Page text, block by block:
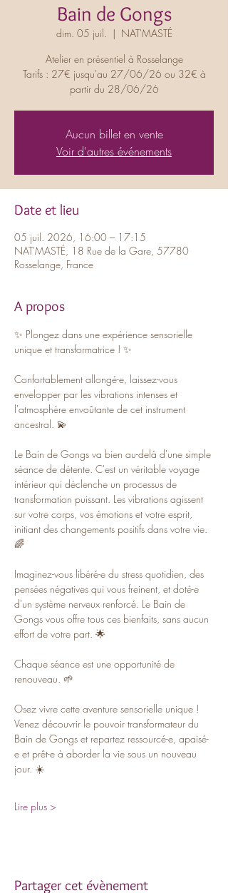
Bain de Gongs
dim. 05 juil.
  |
NAT'MASTÉ
Atelier en présentiel à Rosselange
Tarifs : 27€ jusqu'au 27/06/26 ou 32€ à
partir du 28/06/26
Aucun billet en vente
Voir d'autres événements
Date et lieu
05 juil. 2026, 16:00 – 17:15
NAT'MASTÉ, 18 Rue de la Gare, 57780
Rosselange, France
A propos
✨ Plongez dans une expérience sensorielle
unique et transformatrice ! ✨
Confortablement allongé-e, laissez-vous
envelopper par les vibrations intenses et
l'atmosphère envoûtante de cet instrument
ancestral. 💫
Le Bain de Gongs va bien au-delà d'une simple
séance de détente. C'est un véritable voyage
intérieur qui déclenche un processus de
transformation puissant. Les vibrations agissent
sur votre corps, vos émotions et votre esprit,
initiant des changements positifs dans votre vie.
🌈
Imaginez-vous libéré-e du stress quotidien, des
pensées négatives qui vous freinent, et doté-e
d'un système nerveux renforcé. Le Bain de
Gongs vous offre tous ces bienfaits, sans aucun
effort de votre part. 🌟
Chaque séance est une opportunité de
renouveau. 🌱
Osez vivre cette aventure sensorielle unique !
Venez découvrir le pouvoir transformateur du
Bain de Gongs et repartez ressourcé-e, apaisé-
e et prêt-e à aborder la vie sous un nouveau
jour. ☀️
Lire plus >
Partager cet évènement